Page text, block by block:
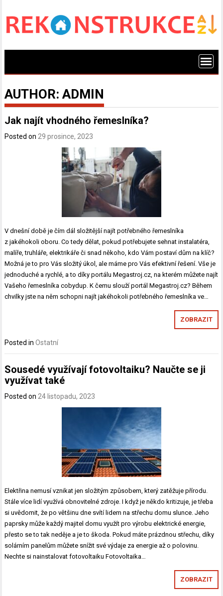
content
AUTHOR:ADMIN
Jak najít vhodného řemeslníka?
Posted on29 prosince, 2023
V dnešní době je čím dál složitější najít potřebného řemeslníka
z jakéhokoli oboru. Co tedy dělat, pokud potřebujete sehnat instalatéra,
malíře, truhláře, elektrikáře či snad někoho, kdo Vám postaví dům na klíč?
Možná je to pro Vás složitý úkol, ale máme pro Vás efektivní řešení. Vše je
jednoduché a rychlé, a to díky portálu Megastroj.cz, na kterém můžete najít
Vašeho řemeslníka cobydup. K čemu slouží portál Megastroj.cz? Během
chvilky jste na něm schopni najít jakéhokoli potřebného řemeslníka ve…
ZOBRAZIT
Posted inOstatní
Sousedé využívají fotovoltaiku? Naučte se ji
využívat také
Posted on 24 listopadu, 2023
Elektřina nemusí vznikat jen složitým způsobem, který zatěžuje přírodu.
Stále více lidí využívá obnovitelné zdroje. I když je někdo kritizuje, je třeba
si uvědomit, že po většinu dne svítí lidem na střechu domu slunce. Jeho
paprsky může každý majitel domu využít pro výrobu elektrické energie,
přesto se to tak neděje a je to škoda. Pokud máte prázdnou střechu, díky
solárním panelům můžete snížit své výdaje za energie až o polovinu.
Nechte si nainstalovat fotovoltaiku Fotovoltaika…
ZOBRAZIT